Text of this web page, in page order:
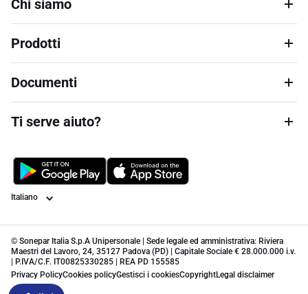
Chi siamo
Prodotti
Documenti
Ti serve aiuto?
Lingua
© Sonepar Italia S.p.A Unipersonale | Sede legale ed amministrativa: Riviera
Maestri del Lavoro, 24, 35127 Padova (PD) | Capitale Sociale € 28.000.000 i.v.
| P.IVA/C.F. IT00825330285 | REA PD 155585
Privacy PolicyCookies policyGestisci i cookiesCopyrightLegal disclaimer